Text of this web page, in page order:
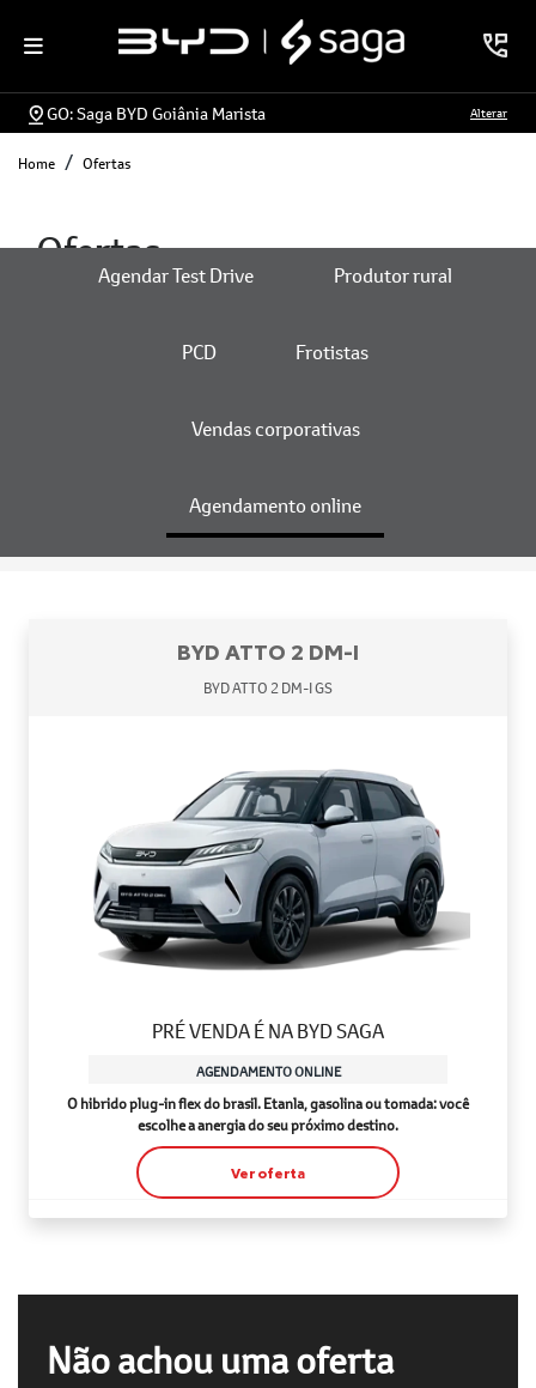
GO: Saga BYD Goiânia Marista Alterar
Home Ofertas
Agendar Test Drive Produtor rural
PCD Frotistas
Vendas corporativas
Agendamento online
Ofertas
ENCONTRE UMA OFERTA
BYD ATTO 2 DM-I
BYD ATTO 2 DM-I GS
PRÉ VENDA É NA BYD SAGA
AGENDAMENTO ONLINE
O hibrido plug-in flex do brasil. Etanla, gasolina ou tomada: você
escolhe a anergia do seu próximo destino.
Ver oferta
Não achou uma oferta